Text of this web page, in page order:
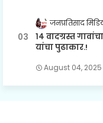
जनप्रतिसाद
१४ वादग्रस्त
यांचा पुढाकार.!
August 04, 2025